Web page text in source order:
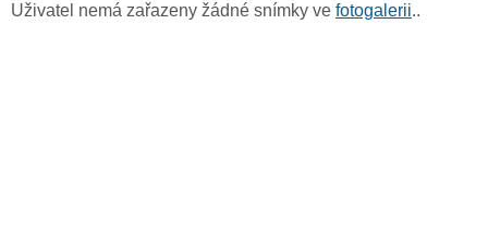
Uživatel nemá zařazeny žádné snímky ve fotogalerii..